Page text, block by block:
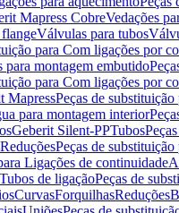
Mapress CobreVedações
Válvulas para tubos
para Com ligações por
para montagem embutido
para Com ligações por
MapressPeças de
para montagem interior
Geberit Silent-PPTubos
ReduçõesPeças de
Ligações de continuidade
Tubos de ligaçãoPeças de
CurvasForquilhasReduções